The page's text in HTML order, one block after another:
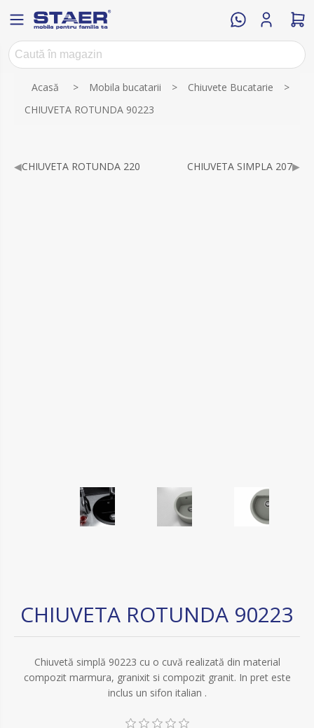
Acasă > Mobila bucatarii > Chiuvete Bucatarie
>
CHIUVETA ROTUNDA 90223
◀CHIUVETA ROTUNDA 220 CHIUVETA SIMPLA 207▶
CHIUVETA ROTUNDA 90223
Chiuvetă simplă 90223 cu o cuvă realizată din material
compozit marmura, granixit si compozit granit. In pret este
inclus un sifon italian .
Numele atributului Valoarea atributului